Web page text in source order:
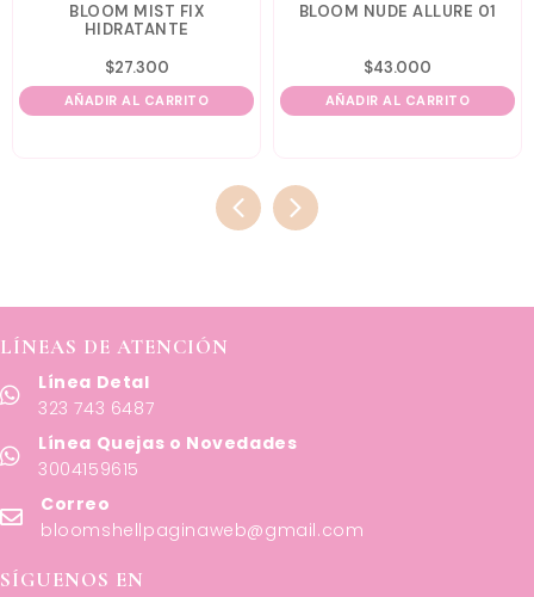
BLOOM MIST FIX
HIDRATANTE
$27.300
AÑADIR AL CARRITO
BLOOM NUDE ALLURE 01
$43.000
AÑADIR AL CARRITO
LÍNEAS DE ATENCIÓN
Línea Detal
323 743 6487
Línea Quejas o Novedades
3004159615
Correo
bloomshellpaginaweb@gmail.com
SÍGUENOS EN